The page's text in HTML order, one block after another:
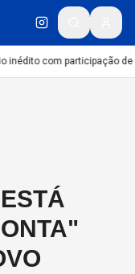
com participação de